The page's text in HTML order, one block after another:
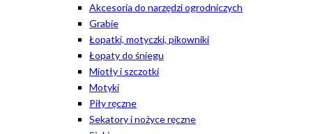
Akcesoria do narzędzi ogrodniczych
Grabie
Łopatki, motyczki, pikowniki
Łopaty do śniegu
Miotły i szczotki
Motyki
Piły ręczne
Sekatory i nożyce ręczne